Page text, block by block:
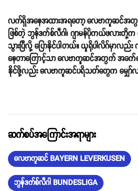
လက်ရှိအနေအထားအရတော့ လေဗာကူဆင်အတွ
ဖြစ်တဲ့ ဘွန်ဒက်စ်လီဂါ၊ ဂျာမန်ပိုကယ်ဖလားတို့က
သွားပြီလို့ ပြောနိုင်ပါတယ်။ ယူရိုပါလိဂ်မှာလည်း
နေတာကြောင့်သာ လေဗာကူဆင်အတွက် အခက်တွ
နိုင်ဖို့လည်း လေဗာကူဆင်ပရိသတ်တွေက မျှော်
ဆက်စပ်အကြောင်းအရာများ
လေဗာကူဆင် BAYERN LEVERKUSEN
ဘွန်ဒက်စ်လီဂါ BUNDESLIGA